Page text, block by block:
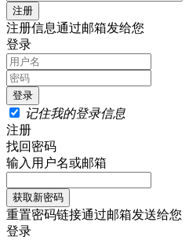
注册信息通过邮箱发给您
登录
记住我的登录信息
注册
找回密码
输入用户名或邮箱
重置密码链接通过邮箱发送给您
登录